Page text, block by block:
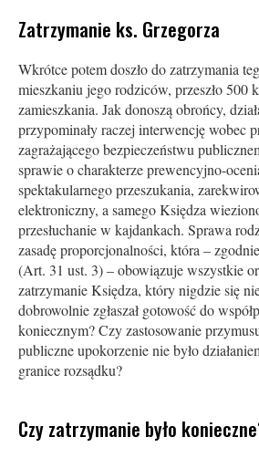
Zatrzymanie ks. Grzegorza
Wkrótce potem doszło do zatrzymania
mieszkaniu jego rodziców, przeszło 500
zamieszkania. Jak donoszą obrońcy,
przypominały raczej interwencję wobec
zagrażającego bezpieczeństwu
sprawie o charakterze prewencyjno-
spektakularnego przeszukania,
elektroniczny, a samego Księdza
przesłuchanie w kajdankach. Sprawa
zasadę proporcjonalności, która –
(Art. 31 ust. 3) – obowiązuje wszystkie
zatrzymanie Księdza, który nigdzie się
dobrowolnie zgłaszał gotowość do
koniecznym? Czy zastosowanie
publiczne upokorzenie nie było
granice rozsądku?
Czy zatrzymanie było